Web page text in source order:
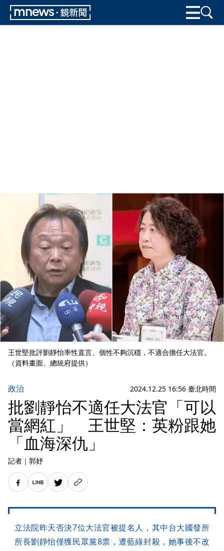
王世堅批評劉靜怡率性直言、個性不夠沉穩，不適合擔任大法官。
（資料畫面、總統府提供）
政治 2024.12.25 16:56 臺北時間
批劉靜怡不適任大法官「可以
當網紅」 王世堅：英粉跟她
「血海深仇」
記者 ｜ 郭妤
立法院昨天否決7位大法官被提名人，其中台大國發所
所長劉靜怡僅獲民眾黨8票，遭藍綠封殺，她事後不改